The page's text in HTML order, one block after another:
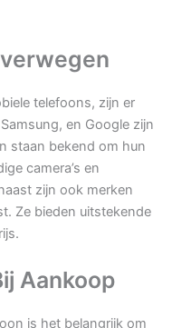
telefoons, zijn er
en Google zijn
staan bekend om hun
camera’s en
zijn ook merken
Ze bieden uitstekende
Aankoop
is het belangrijk om